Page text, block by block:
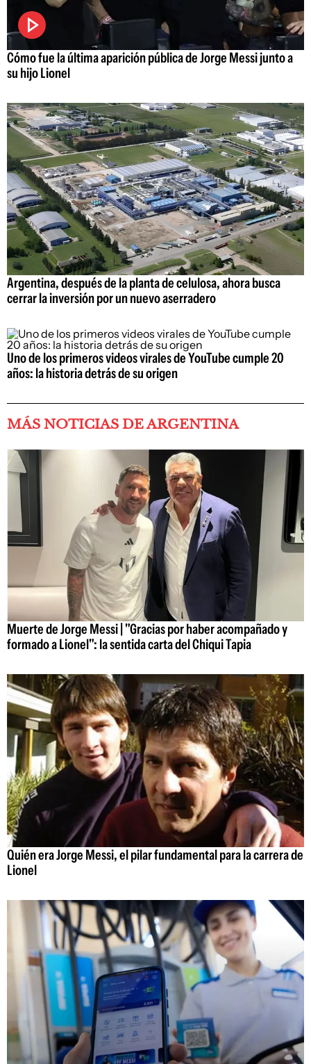
Cómo fue la última aparición pública de Jorge Messi junto a
su hijo Lionel
Argentina, después de la planta de celulosa, ahora busca
cerrar la inversión por un nuevo aserradero
Uno de los primeros videos virales de YouTube cumple 20
años: la historia detrás de su origen
MÁS NOTICIAS DE ARGENTINA
Muerte de Jorge Messi | "Gracias por haber acompañado y
formado a Lionel": la sentida carta del Chiqui Tapia
Quién era Jorge Messi, el pilar fundamental para la carrera de
Lionel